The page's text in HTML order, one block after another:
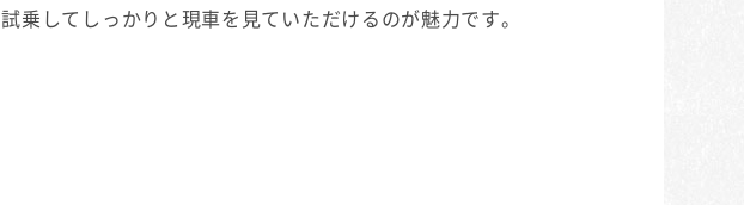
試乗してしっかりと現車を見ていただけるのが魅力です。